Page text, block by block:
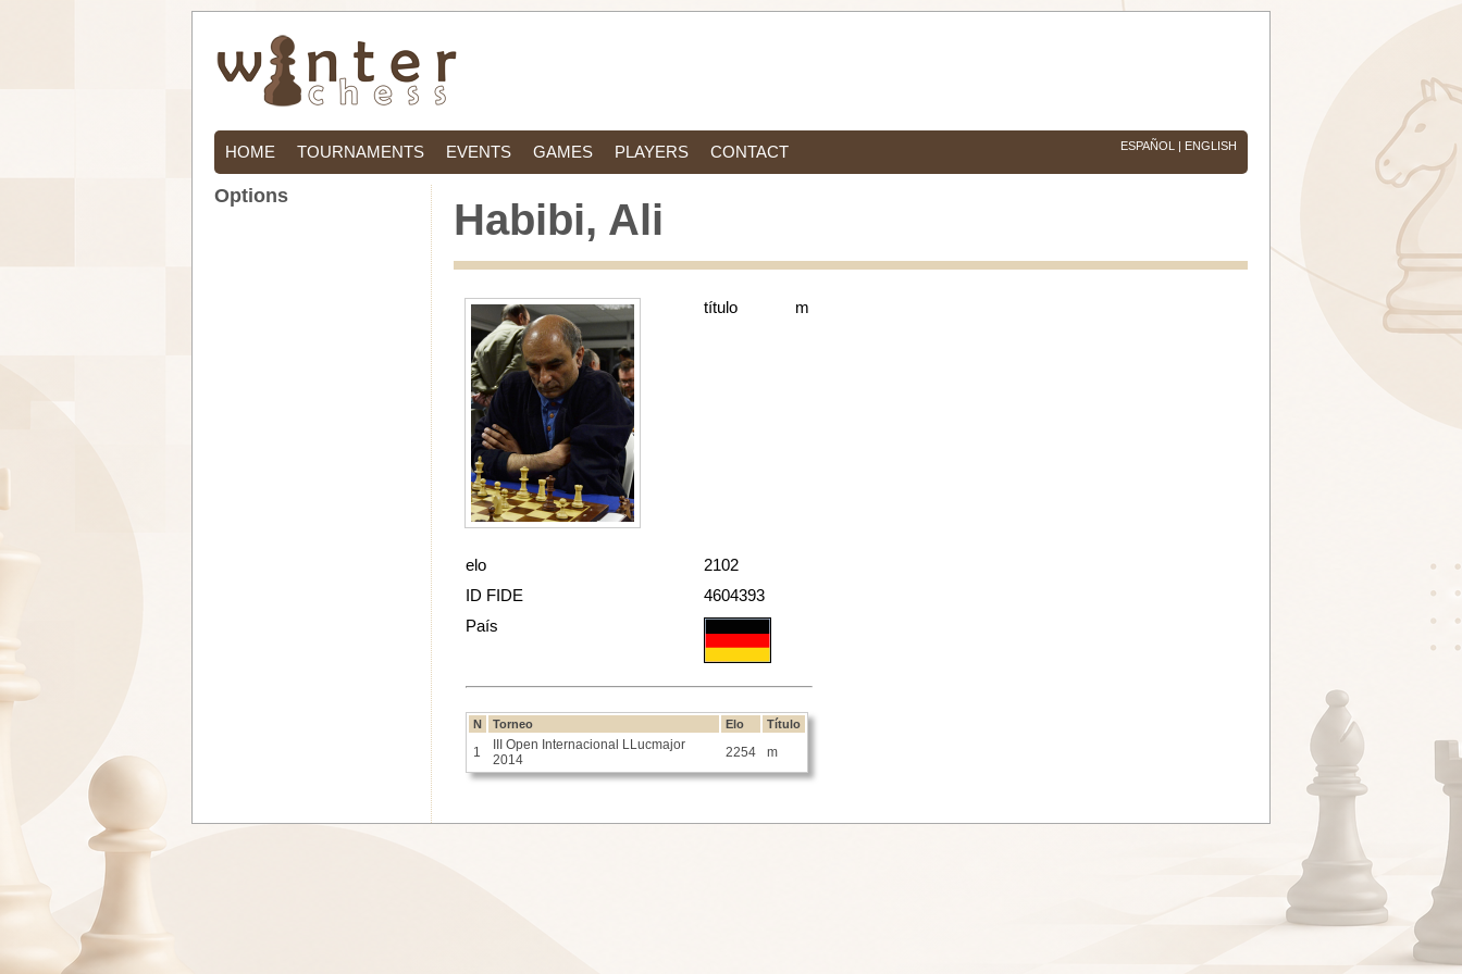
HOME TOURNAMENTS EVENTS GAMES PLAYERS CONTACT ESPAÑOL | ENGLISH
Habibi, Ali
título m
elo
2102
ID FIDE
4604393
País
N Torneo Elo Título
1
III Open Internacional LLucmajor
2014
2254 m
Options